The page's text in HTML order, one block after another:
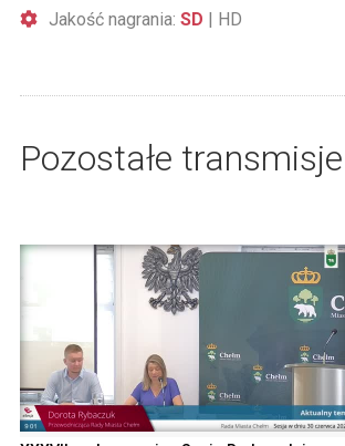
Jakość nagrania: SD HD
Pozostałe transmisje